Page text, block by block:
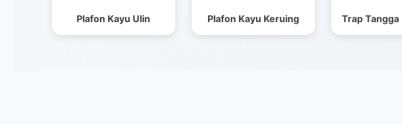
Plafon Kayu Ulin Plafon Kayu Keruing Trap Tangga